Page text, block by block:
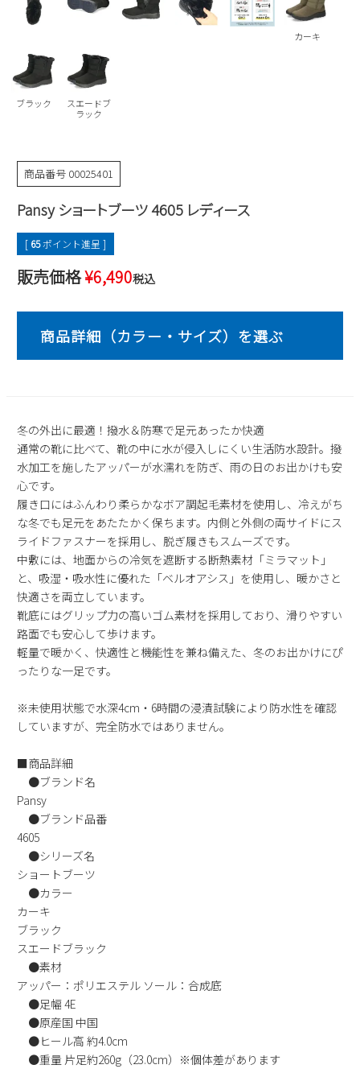
moz
new balance
puma
Parade
GAP
EDWIN
new balance
瞬足
トートバッグ
ショルダーバッグ
会員サービス
お問い合わせ
メルマガ購買
営業日カレンダー
休業日 お問い合わせ窓口休業日
2026 年8月
日 月
2
3 4 5 6 7
8
9
10 11 12 13 14
16
17 18 19 20 21
22
2026 年9月
日 月 水 木 金
土
6
7 8 9 10 11
12
13
14 15 16 17 18
19
20
21 22 23 24 25
27
28 29 30
新規会員登録
会社概要
プライバシーポリシー
特定商取引法に基づく表示
お問い合わせ
カーキ
ブラック
スエードブ
ラック
商品番号 00025401
Pansy ショートブーツ 4605 レディース
[ 65ポイント進呈 ]
販売価格¥6,490税込
冬の外出に最適！撥水＆防寒で足元あったか快適
通常の靴に比べて、靴の中に水が侵入しにくい生活防水設計。撥
水加工を施したアッパーが水濡れを防ぎ、雨の日のお出かけも安
心です。
履き口にはふんわり柔らかなボア調起毛素材を使用し、冷えがち
な冬でも足元をあたたかく保ちます。内側と外側の両サイドにス
ライドファスナーを採用し、脱ぎ履きもスムーズです。
中敷には、地面からの冷気を遮断する断熱素材「ミラマット」
と、吸湿・吸水性に優れた「ベルオアシス」を使用し、暖かさと
快適さを両立しています。
靴底にはグリップ力の高いゴム素材を採用しており、滑りやすい
路面でも安心して歩けます。
軽量で暖かく、快適性と機能性を兼ね備えた、冬のお出かけにぴ
ったりな一足です。
※未使用状態で水深4cm・6時間の浸漬試験により防水性を確認
していますが、完全防水ではありません。
■商品詳細
●ブランド名
Pansy
●ブランド品番
4605
●シリーズ名
ショートブーツ
●カラー
カーキ
ブラック
スエードブラック
●素材
アッパー：ポリエステル ソール：合成底
●足幅 4E
●原産国 中国
●ヒール高 約4.0cm
●重量 片足約260g（23.0cm）※個体差があります